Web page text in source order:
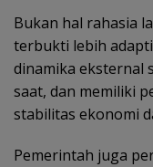
Bukan hal rahasia
terbukti lebih
dinamika eksternal
saat, dan memiliki
stabilitas ekonomi
Pemerintah juga